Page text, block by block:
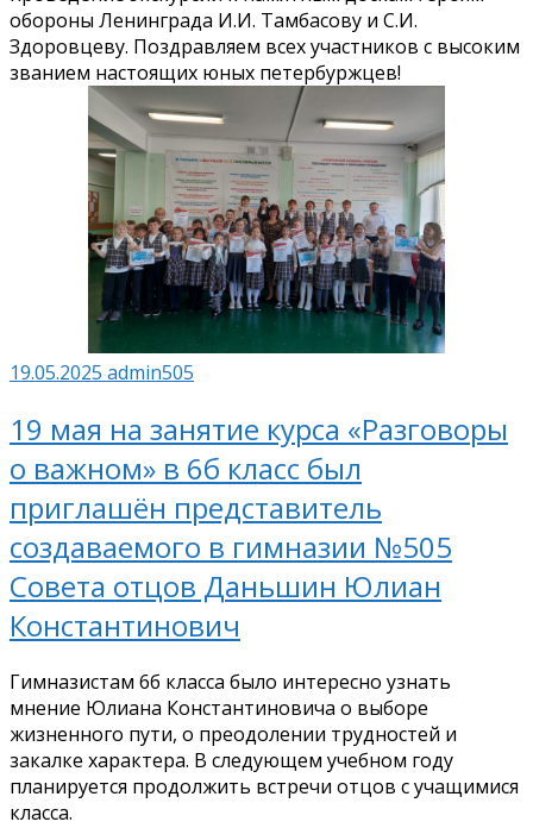
обороны Ленинграда И.И. Тамбасову и С.И.
Здоровцеву. Поздравляем всех участников с высоким
званием настоящих юных петербуржцев!
19.05.2025 admin505
19 мая на занятие курса «Разговоры
о важном» в 6б класс был
приглашён представитель
создаваемого в гимназии №505
Совета отцов Даньшин Юлиан
Константинович
Гимназистам 6б класса было интересно узнать
мнение Юлиана Константиновича о выборе
жизненного пути, о преодолении трудностей и
закалке характера. В следующем учебном году
планируется продолжить встречи отцов с учащимися
класса.